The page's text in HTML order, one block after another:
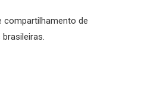
compartilhamento de